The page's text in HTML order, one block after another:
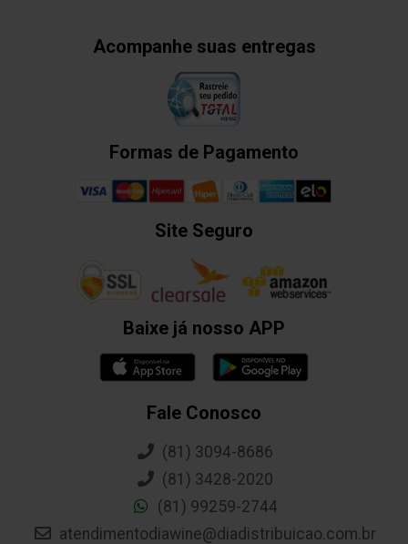
Acompanhe suas entregas
Formas de Pagamento
Site Seguro
Baixe já nosso APP
Fale Conosco
(81) 3094-8686
(81) 3428-2020
(81) 99259-2744
atendimentodiawine@diadistribuicao.com.br